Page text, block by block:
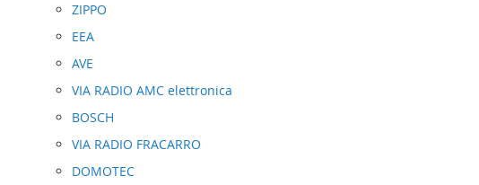
ZIPPO
EEA
AVE
VIA RADIO AMC elettronica
BOSCH
VIA RADIO FRACARRO
DOMOTEC